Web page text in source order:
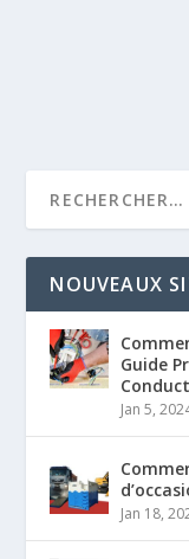
NOUVEAUX
Guide
Jan 5,
Jan 18,